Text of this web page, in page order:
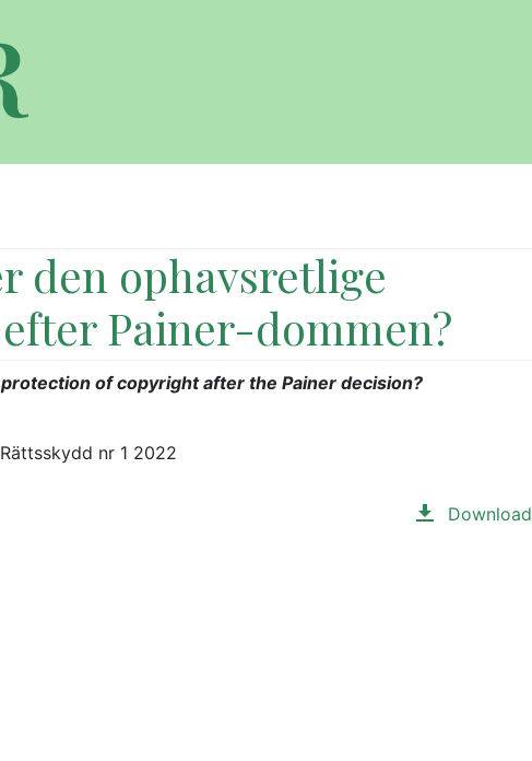
den ophavsretlige
Painer-dommen?
of copyright after the Painer decision?
nr 1 2022
Download